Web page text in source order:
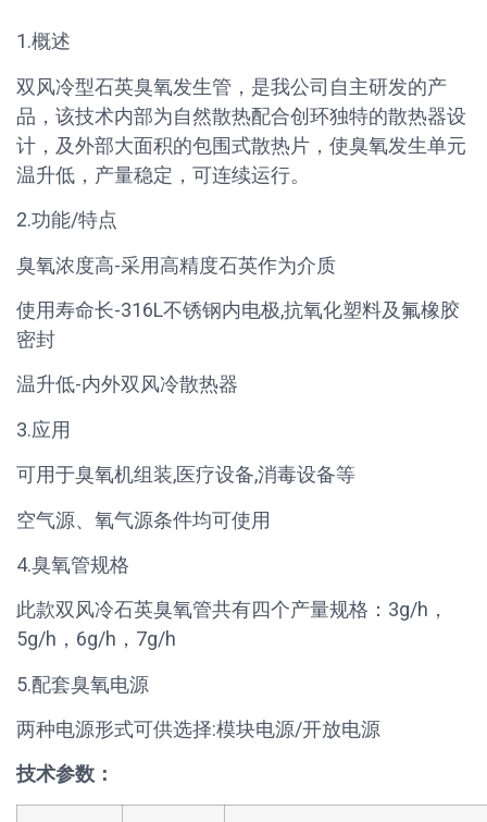
1.概述
双风冷型石英臭氧发生管，是我公司自主研发的产
品，该技术内部为自然散热配合创环独特的散热器设
计，及外部大面积的包围式散热片，使臭氧发生单元
温升低，产量稳定，可连续运行。
2.功能/特点
臭氧浓度高-采用高精度石英作为介质
使用寿命长-316L不锈钢内电极,抗氧化塑料及氟橡胶
密封
温升低-内外双风冷散热器
3.应用
可用于臭氧机组装,医疗设备,消毒设备等
空气源、氧气源条件均可使用
4.臭氧管规格
此款双风冷石英臭氧管共有四个产量规格：3g/h，
5g/h，6g/h，7g/h
5.配套臭氧电源
两种电源形式可供选择:模块电源/开放电源
技术参数：